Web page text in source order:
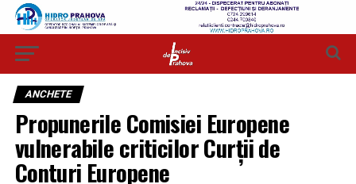
ANCHETE
Propunerile Comisiei Europene
vulnerabile criticilor Curții de
Conturi Europene